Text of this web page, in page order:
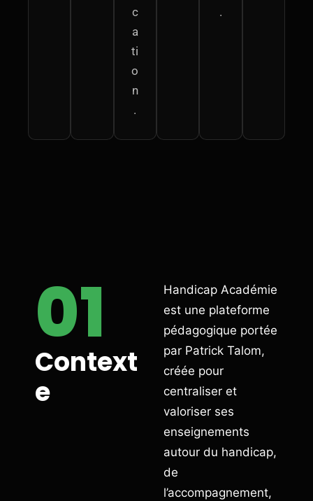
c
a
ti
o
n
.
.
01
Context
e
Handicap Académie
est une plateforme
pédagogique portée
par Patrick Talom,
créée pour
centraliser et
valoriser ses
enseignements
autour du handicap,
de
l’accompagnement,